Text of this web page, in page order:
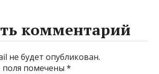
комментарий
не будет опубликован.
поля помечены*